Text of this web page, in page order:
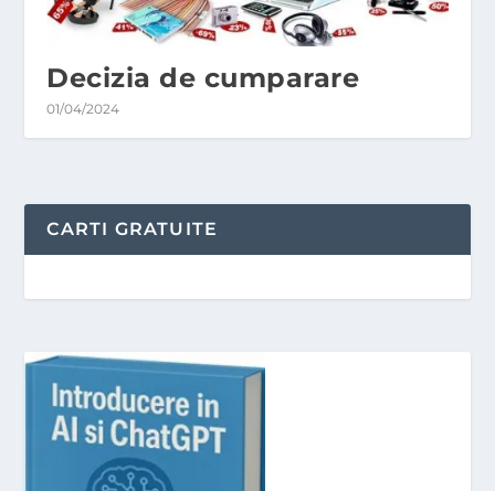
Decizia de cumparare
01/04/2024
CARTI GRATUITE